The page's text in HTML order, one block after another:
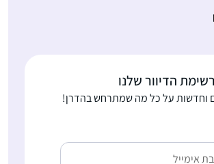
הדיוור שלנו
וחדשות על כל מה שמתרחש בהדרן!